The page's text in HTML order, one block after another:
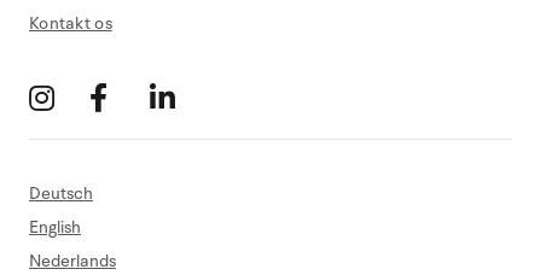
Kontakt os
Deutsch
English
Nederlands